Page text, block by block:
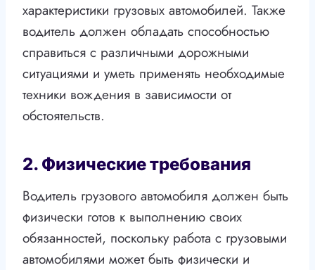
характеристики грузовых автомобилей. Также
водитель должен обладать способностью
справиться с различными дорожными
ситуациями и уметь применять необходимые
техники вождения в зависимости от
обстоятельств.
2. Физические требования
Водитель грузового автомобиля должен быть
физически готов к выполнению своих
обязанностей, поскольку работа с грузовыми
автомобилями может быть физически и